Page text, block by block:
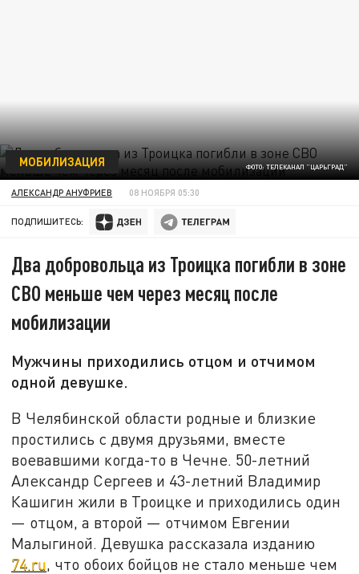
ФОТО: ТЕЛЕКАНАЛ "ЦАРЬГРАД"
МОБИЛИЗАЦИЯ
АЛЕКСАНДР АНУФРИЕВ 08 НОЯБРЯ 05:30
ПОДПИШИТЕСЬ:
Два добровольца из Троицка погибли в зоне
СВО меньше чем через месяц после
мобилизации
Мужчины приходились отцом и отчимом
одной девушке.
В Челябинской области родные и близкие
простились с двумя друзьями, вместе
воевавшими когда-то в Чечне. 50-летний
Александр Сергеев и 43-летний Владимир
Кашигин жили в Троицке и приходились один
— отцом, а второй — отчимом Евгении
Малыгиной. Девушка рассказала изданию
74.ru, что обоих бойцов не стало меньше чем